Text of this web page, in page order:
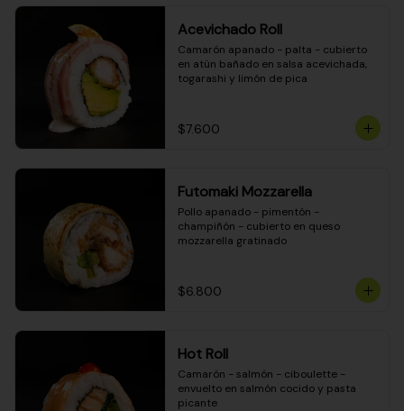
Acevichado Roll
Camarón apanado - palta - cubierto
en atún bañado en salsa acevichada,
togarashi y limón de pica
$7.600
Futomaki Mozzarella
Pollo apanado - pimentón -
champiñón - cubierto en queso
mozzarella gratinado
$6.800
Hot Roll
Camarón - salmón - ciboulette -
envuelto en salmón cocido y pasta
picante